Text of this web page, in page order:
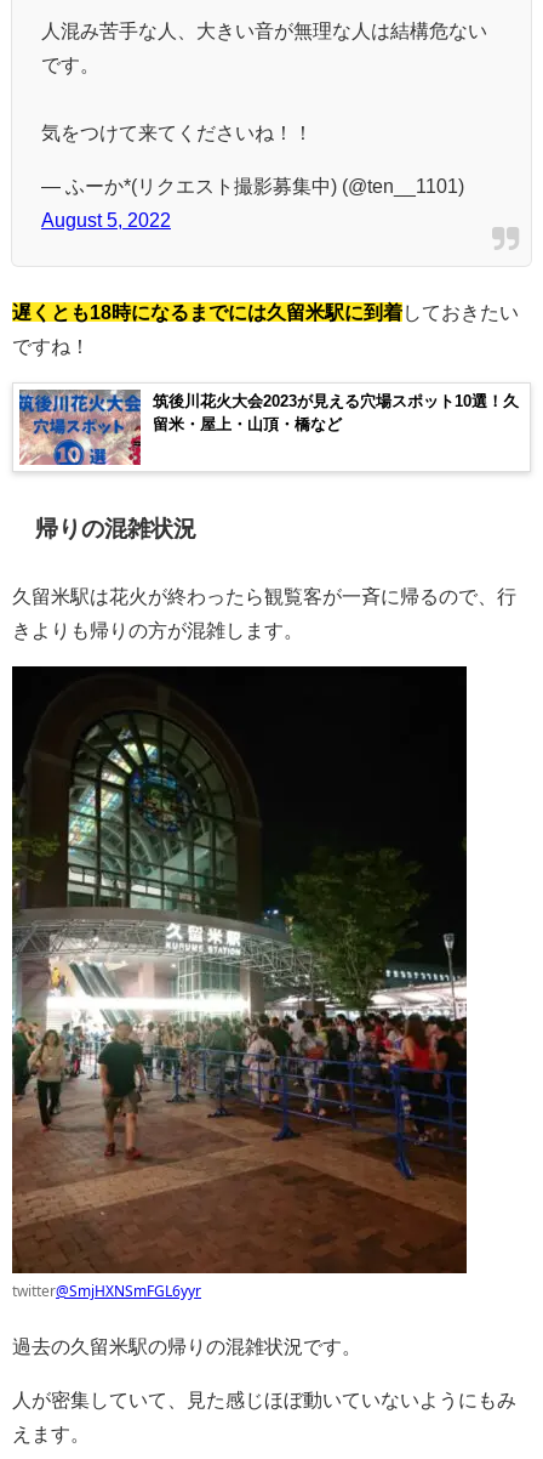
人混み苦手な人、大きい音が無理な人は結構危ない
です。
気をつけて来てくださいね！！
— ふーか*(リクエスト撮影募集中) (@ten__1101)
August 5, 2022
遅くとも18時になるまでには久留米駅に到着しておきたい
ですね！
筑後川花火大会2023が見える穴場スポット10選！久
留米・屋上・山頂・橋など
帰りの混雑状況
久留米駅は花火が終わったら観覧客が一斉に帰るので、行
きよりも帰りの方が混雑します。
twitter@SmjHXNSmFGL6yyr
過去の久留米駅の帰りの混雑状況です。
人が密集していて、見た感じほぼ動いていないようにもみ
えます。